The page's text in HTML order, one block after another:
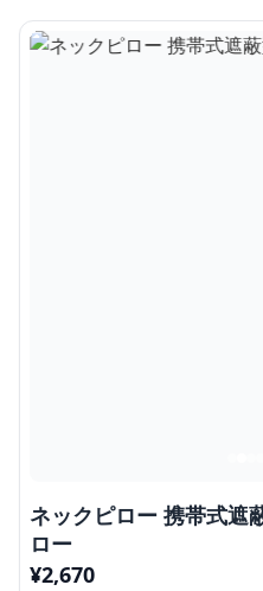
ネックピロー 携帯式遮
ロー
¥2,670